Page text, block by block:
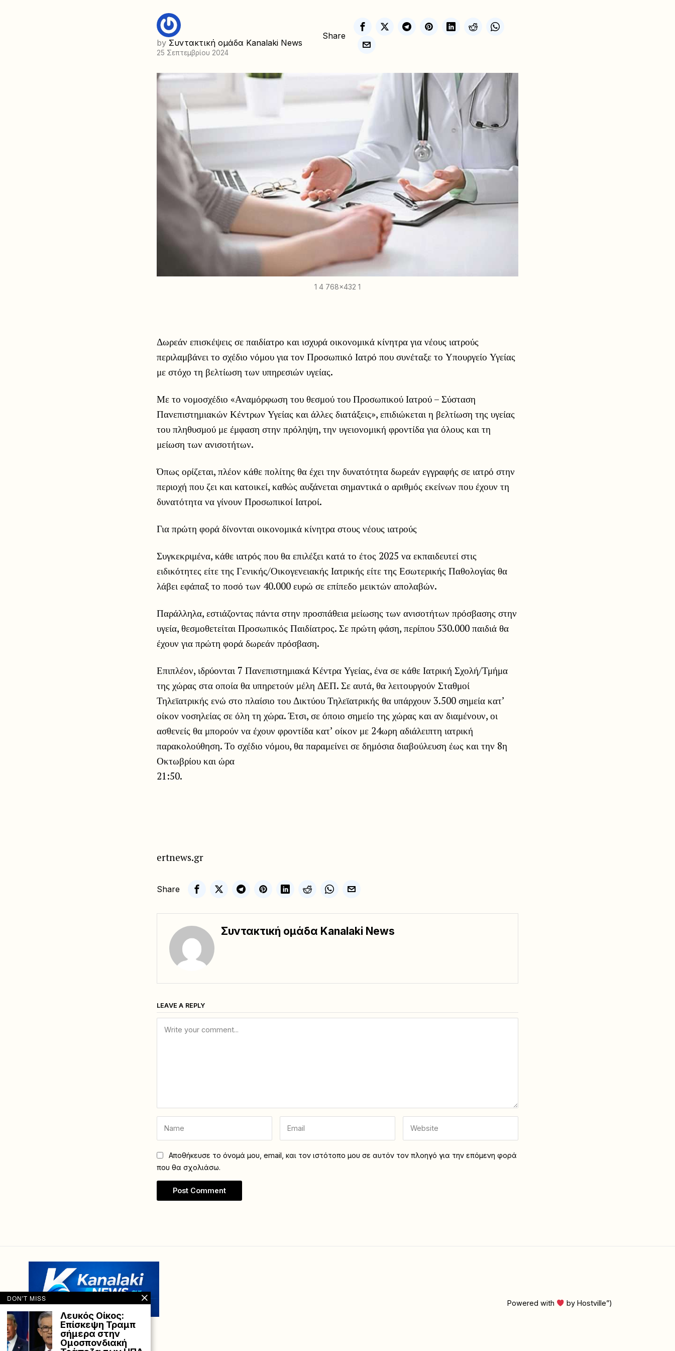
by Συντακτική ομάδα Kanalaki News
25 Σεπτεμβρίου 2024
Share
1 4 768x432 1
Δωρεάν επισκέψεις σε παιδίατρο και ισχυρά οικονομικά κίνητρα για νέους ιατρούς
περιλαμβάνει το σχέδιο νόμου για τον Προσωπικό Ιατρό που συνέταξε το Υπουργείο Υγείας
με στόχο τη βελτίωση των υπηρεσιών υγείας.
Με το νομοσχέδιο «Αναμόρφωση του θεσμού του Προσωπικού Ιατρού – Σύσταση
Πανεπιστημιακών Κέντρων Υγείας και άλλες διατάξεις», επιδιώκεται η βελτίωση της υγείας
του πληθυσμού με έμφαση στην πρόληψη, την υγειονομική φροντίδα για όλους και τη
μείωση των ανισοτήτων.
Όπως ορίζεται, πλέον κάθε πολίτης θα έχει την δυνατότητα δωρεάν εγγραφής σε ιατρό στην
περιοχή που ζει και κατοικεί, καθώς αυξάνεται σημαντικά ο αριθμός εκείνων που έχουν τη
δυνατότητα να γίνουν Προσωπικοί Ιατροί.
Για πρώτη φορά δίνονται οικονομικά κίνητρα στους νέους ιατρούς
Συγκεκριμένα, κάθε ιατρός που θα επιλέξει κατά το έτος 2025 να εκπαιδευτεί στις
ειδικότητες είτε της Γενικής/Οικογενειακής Ιατρικής είτε της Εσωτερικής Παθολογίας θα
λάβει εφάπαξ το ποσό των 40.000 ευρώ σε επίπεδο μεικτών απολαβών.
Παράλληλα, εστιάζοντας πάντα στην προσπάθεια μείωσης των ανισοτήτων πρόσβασης στην
υγεία, θεσμοθετείται Προσωπικός Παιδίατρος. Σε πρώτη φάση, περίπου 530.000 παιδιά θα
έχουν για πρώτη φορά δωρεάν πρόσβαση.
Επιπλέον, ιδρύονται 7 Πανεπιστημιακά Κέντρα Υγείας, ένα σε κάθε Ιατρική Σχολή/Τμήμα
της χώρας στα οποία θα υπηρετούν μέλη ΔΕΠ. Σε αυτά, θα λειτουργούν Σταθμοί
Τηλεϊατρικής ενώ στο πλαίσιο του Δικτύου Τηλεϊατρικής θα υπάρχουν 3.500 σημεία κατ’
οίκον νοσηλείας σε όλη τη χώρα. Έτσι, σε όποιο σημείο της χώρας και αν διαμένουν, οι
ασθενείς θα μπορούν να έχουν φροντίδα κατ’ οίκον με 24ωρη αδιάλειπτη ιατρική
παρακολούθηση. Το σχέδιο νόμου, θα παραμείνει σε δημόσια διαβούλευση έως και την 8η
Οκτωβρίου και ώρα
21:50.
ertnews.gr
Share
Συντακτική ομάδα Kanalaki News
LEAVE A REPLY
Αποθήκευσε το όνομά μου, email, και τον ιστότοπο μου σε αυτόν τον πλοηγό για την επόμενη φορά
που θα σχολιάσω.
Powered with by Hostville”)
DON'T MISS
Λευκός Οίκος:
Επίσκεψη Τραμπ
σήμερα στην
Ομοσπονδιακή